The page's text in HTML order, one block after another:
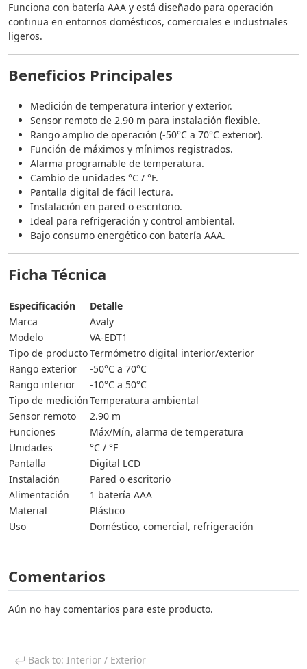
Funciona con batería AAA y está diseñado para operación
continua en entornos domésticos, comerciales e industriales
ligeros.
Beneficios Principales
Medición de temperatura interior y exterior.
Sensor remoto de 2.90 m para instalación flexible.
Rango amplio de operación (-50°C a 70°C exterior).
Función de máximos y mínimos registrados.
Alarma programable de temperatura.
Cambio de unidades °C / °F.
Pantalla digital de fácil lectura.
Instalación en pared o escritorio.
Ideal para refrigeración y control ambiental.
Bajo consumo energético con batería AAA.
Ficha Técnica
Especificación
Detalle
Marca
Avaly
Modelo
VA-EDT1
Tipo de productoTermómetro digital interior/exterior
Rango exterior
-50°C a 70°C
Rango interior
-10°C a 50°C
Tipo de mediciónTemperatura ambiental
Sensor remoto
2.90 m
Funciones
Máx/Mín, alarma de temperatura
Unidades
°C / °F
Pantalla
Digital LCD
Instalación
Pared o escritorio
Alimentación
1 batería AAA
Material
Plástico
Uso
Doméstico, comercial, refrigeración
Comentarios
Aún no hay comentarios para este producto.
Back to: Interior / Exterior